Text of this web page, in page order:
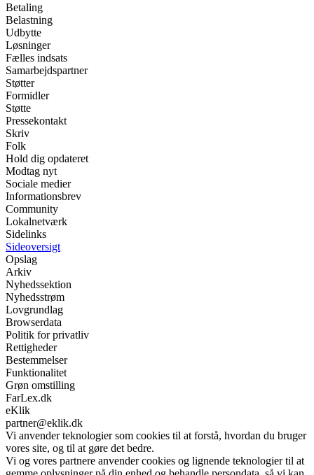
Betaling
Belastning
Udbytte
Løsninger
Fælles indsats
Samarbejdspartner
Støtter
Formidler
Støtte
Pressekontakt
Skriv
Folk
Hold dig opdateret
Modtag nyt
Sociale medier
Informationsbrev
Community
Lokalnetværk
Sidelinks
Sideoversigt
Opslag
Arkiv
Nyhedssektion
Nyhedsstrøm
Lovgrundlag
Browserdata
Politik for privatliv
Rettigheder
Bestemmelser
Funktionalitet
Grøn omstilling
FarLex.dk
eKlik
partner@eklik.dk
Vi anvender teknologier som cookies til at forstå, hvordan du bruger
vores site, og til at gøre det bedre.
Vi og vores partnere anvender cookies og lignende teknologier til at